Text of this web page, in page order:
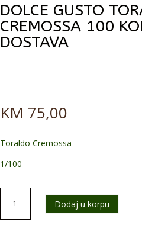
DOLCE GUSTO
CREMOSSA 100
DOSTAVA
KM 75,00
Toraldo Cremossa
1/100
Gusto
Toraldo
Dodaj u korpu